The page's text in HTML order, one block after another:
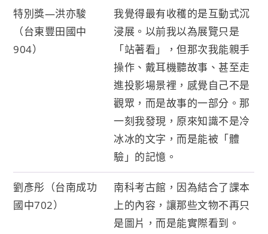
特別獎—洪亦駿
（台東豐田國中
904）
我覺得最有收穫的是互動式沉
浸展。以前我以為展覽只是
「站著看」，但那次我能親手
操作、戴耳機聽故事、甚至走
進投影場景裡，感覺自己不是
觀眾，而是故事的一部分。那
一刻我發現，原來知識不是冷
冰冰的文字，而是能被「體
驗」的記憶。
劉彥彤（台南成功
國中702）
南科考古館，因為結合了課本
上的內容，讓那些文物不再只
是圖片，而是能實際看到。